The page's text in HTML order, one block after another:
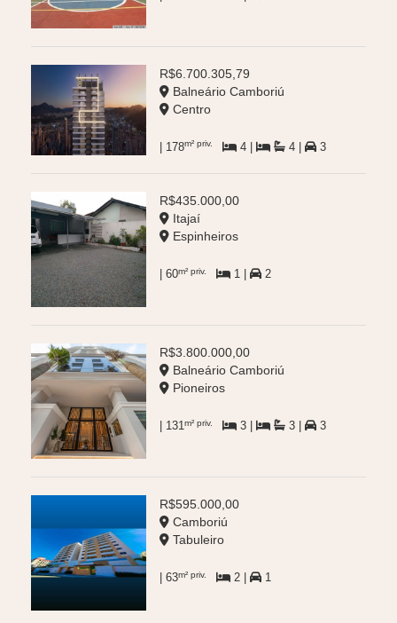
R$6.700.305,79
Balneário Camboriú
Centro
| 178m² priv. 4 | 4 | 3
R$435.000,00
Itajaí
Espinheiros
| 60m² priv. 1 | 2
R$3.800.000,00
Balneário Camboriú
Pioneiros
| 131m² priv. 3 | 3 | 3
R$595.000,00
Camboriú
Tabuleiro
| 63m² priv. 2 | 1